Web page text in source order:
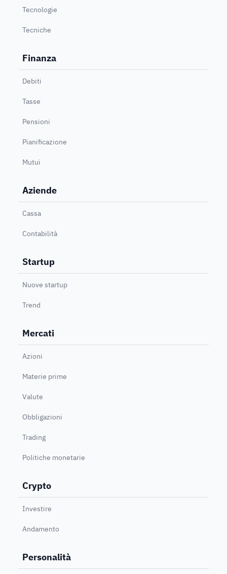
Tecnologie
Tecniche
Finanza
Debiti
Tasse
Pensioni
Pianificazione
Mutui
Aziende
Cassa
Contabilità
Startup
Nuove startup
Trend
Mercati
Azioni
Materie prime
Valute
Obbligazioni
Trading
Politiche monetarie
Crypto
Investire
Andamento
Personalità